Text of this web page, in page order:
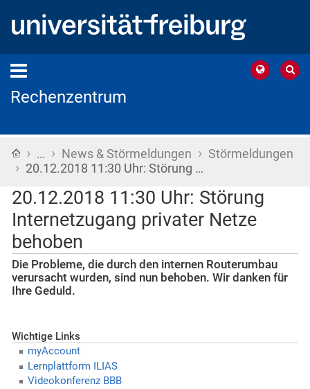
Rechenzentrum
Startseite
› … › News & Störmeldungen › Störmeldungen
› 20.12.2018 11:30 Uhr: Störung …
20.12.2018 11:30 Uhr: Störung
Internetzugang privater Netze
behoben
Die Probleme, die durch den internen Routerumbau
verursacht wurden, sind nun behoben. Wir danken für
Ihre Geduld.
Wichtige Links
myAccount
Lernplattform ILIAS
Videokonferenz BBB